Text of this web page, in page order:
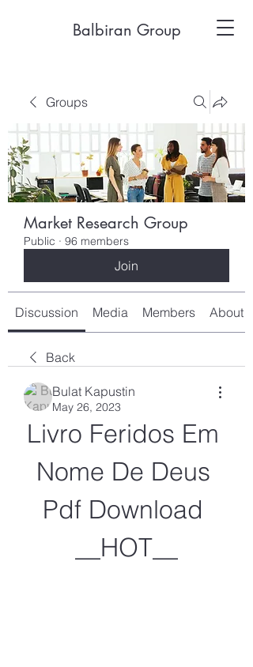
Balbiran Group
Groups
Market Research Group
Public · 96 members
Join
Discussion Media Members About
Back
Bulat Kapustin
May 26, 2023
Livro Feridos Em
Nome De Deus
Pdf Download
__HOT__